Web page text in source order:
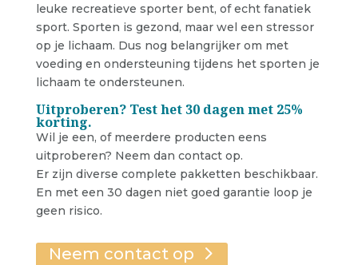
leuke recreatieve sporter bent, of echt fanatiek
sport. Sporten is gezond, maar wel een stressor
op je lichaam. Dus nog belangrijker om met
voeding en ondersteuning tijdens het sporten je
lichaam te ondersteunen.
Uitproberen? Test het 30 dagen met 25%
korting.
Wil je een, of meerdere producten eens
uitproberen? Neem dan contact op.
Er zijn diverse complete pakketten beschikbaar.
En met een 30 dagen niet goed garantie loop je
geen risico.
Neem contact op